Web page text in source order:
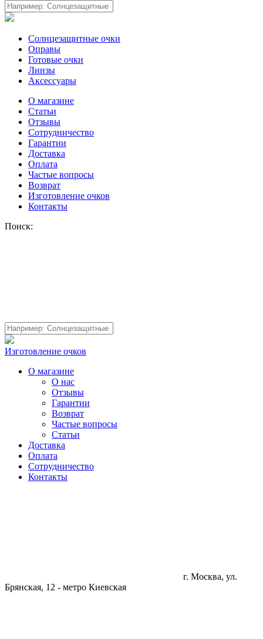
Солнцезащитные очки
Оправы
Готовые очки
Линзы
Аксессуары
О магазине
Статьи
Отзывы
Сотрудничество
Гарантии
Доставка
Оплата
Частые вопросы
Возврат
Изготовление очков
Контакты
Поиск:
Изготовление очков
О магазине
О нас
Отзывы
Гарантии
Возврат
Частые вопросы
Статьи
Доставка
Оплата
Сотрудничество
Контакты
г. Москва, ул.
Брянская, 12 - метро Киевская